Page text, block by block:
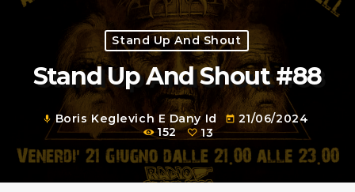
Stand Up And Shout
Stand Up And Shout #88
mic Boris Keglevich E Dany Id today 21/06/2024
152
13